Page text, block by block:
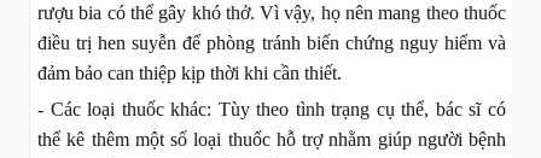
rượu bia có thể gây khó thở. Vì vậy, họ nên mang theo thuốc
điều trị hen suyễn để phòng tránh biến chứng nguy hiểm và
đảm bảo can thiệp kịp thời khi cần thiết.
- Các loại thuốc khác: Tùy theo tình trạng cụ thể, bác sĩ có
thể kê thêm một số loại thuốc hỗ trợ nhằm giúp người bệnh